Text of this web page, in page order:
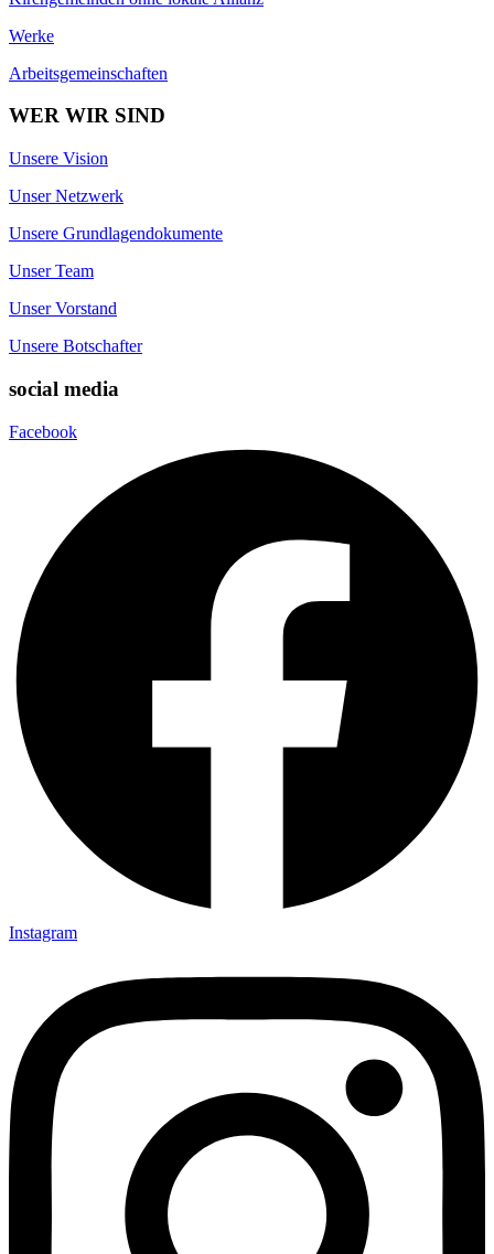
Werke
Arbeitsgemeinschaften
WER WIR SIND
Unsere Vision
Unser Netzwerk
Unsere Grundlagendokumente
Unser Team
Unser Vorstand
Unsere Botschafter
social media
Facebook
Instagram